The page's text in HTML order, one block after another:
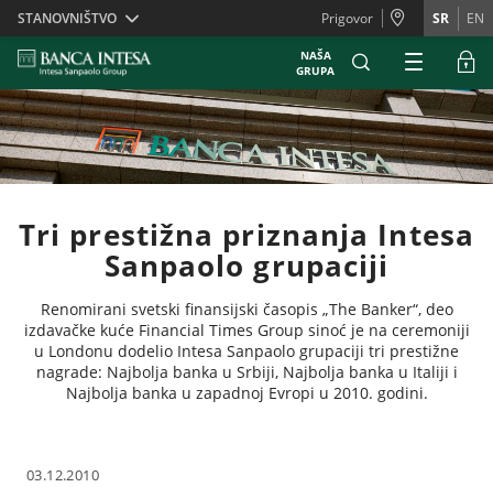
Skiplinks
STANOVNIŠTVO Prigovor SR EN
NAŠA
GRUPA
Tri prestižna priznanja Intesa
Sanpaolo grupaciji
Renomirani svetski finansijski časopis „The Banker“, deo
izdavačke kuće Financial Times Group sinoć je na ceremoniji
u Londonu dodelio Intesa Sanpaolo grupaciji tri prestižne
nagrade: Najbolja banka u Srbiji, Najbolja banka u Italiji i
Najbolja banka u zapadnoj Evropi u 2010. godini.
03.12.2010